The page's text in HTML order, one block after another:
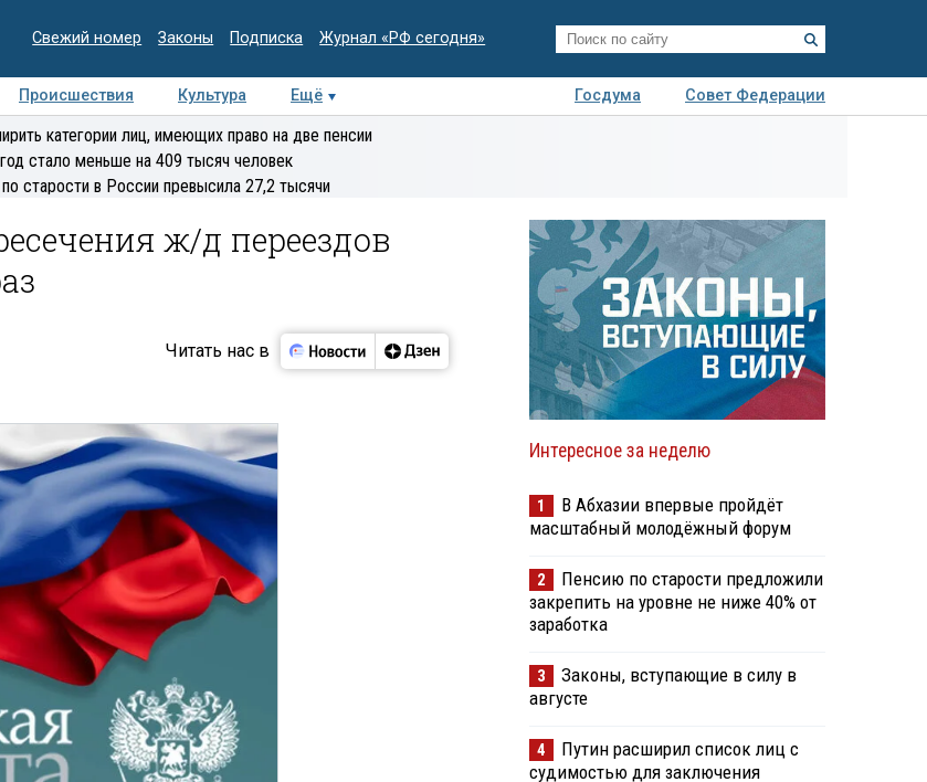
Свежий номер Законы Подписка Журнал «РФ сегодня»
Происшествия Культура Ещё Госдума
Совет Федерации
Интервью Колумнисты
Деловая
категории лиц, имеющих право на две пенсии
стало меньше на 409 тысяч человек
старости в России превысила 27,2 тысячи
ж/д переездов
Читать нас в
Интересное за неделю
1
В Абхазии впервые пройдёт
масштабный молодёжный форум
2
Пенсию по старости предложили
закрепить на уровне не ниже 40% от
заработка
3
Законы, вступающие в силу в
августе
4
Путин расширил список лиц с
судимостью для заключения